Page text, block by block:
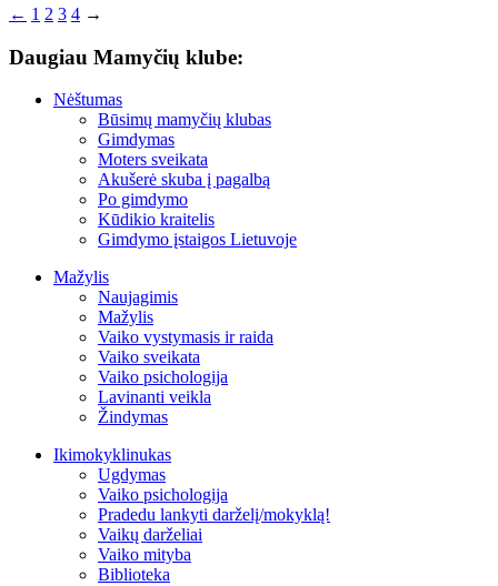
← 1 2 3 4 →
Daugiau Mamyčių klube:
Nėštumas
Būsimų mamyčių klubas
Gimdymas
Moters sveikata
Akušerė skuba į pagalbą
Po gimdymo
Kūdikio kraitelis
Gimdymo įstaigos Lietuvoje
Mažylis
Naujagimis
Mažylis
Vaiko vystymasis ir raida
Vaiko sveikata
Vaiko psichologija
Lavinanti veikla
Žindymas
Ikimokyklinukas
Ugdymas
Vaiko psichologija
Pradedu lankyti darželį/mokyklą!
Vaikų darželiai
Vaiko mityba
Biblioteka